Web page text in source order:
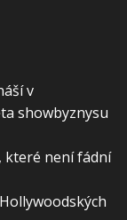
v
showbyznysu
které není fádní